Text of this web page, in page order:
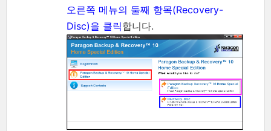
오른쪽 메뉴의 둘째 항목(Recovery-
Disc)을 클릭합니다.